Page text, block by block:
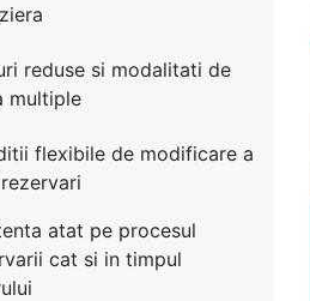
reduse si modalitati de
multiple
flexibile de modificare a
atat pe procesul
cat si in timpul